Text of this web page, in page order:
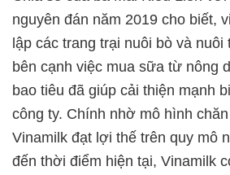
nguyên đán năm 2019 cho biết,
lập các trang trại nuôi bò và
bên cạnh việc mua sữa từ nông
bao tiêu đã giúp cải thiện mạnh
công ty. Chính nhờ mô hình
Vinamilk đạt lợi thế trên quy mô
đến thời điểm hiện tại, Vinamilk